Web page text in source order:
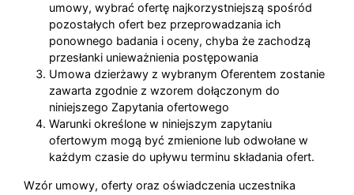
umowy, wybrać ofertę najkorzystniejszą spośród
pozostałych ofert bez przeprowadzania ich
ponownego badania i oceny, chyba że zachodzą
przesłanki unieważnienia postępowania
Umowa dzierżawy z wybranym Oferentem zostanie
zawarta zgodnie z wzorem dołączonym do
niniejszego Zapytania ofertowego
Warunki określone w niniejszym zapytaniu
ofertowym mogą być zmienione lub odwołane w
każdym czasie do upływu terminu składania ofert.
Wzór umowy, oferty oraz oświadczenia uczestnika